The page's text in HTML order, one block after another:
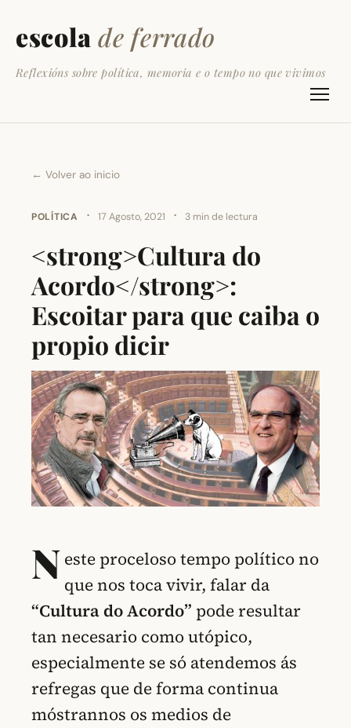
escola de ferrado
Reflexións sobre política, memoria e o tempo no que vivimos
← Volver ao inicio
POLÍTICA · 17 Agosto, 2021 · 3 min de lectura
<strong>Cultura do
Acordo</strong>:
Escoitar para que caiba o
propio dicir
N este proceloso tempo político no
que nos toca vivir, falar da
“Cultura do Acordo” pode resultar
tan necesario como utópico,
especialmente se só atendemos ás
refregas que de forma continua
móstrannos os medios de